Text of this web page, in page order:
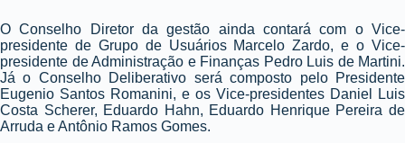
O Conselho Diretor da gestão ainda contará com o Vice-
presidente de Grupo de Usuários Marcelo Zardo, e o Vice-
presidente de Administração e Finanças Pedro Luis de Martini.
Já o Conselho Deliberativo será composto pelo Presidente
Eugenio Santos Romanini, e os Vice-presidentes Daniel Luis
Costa Scherer, Eduardo Hahn, Eduardo Henrique Pereira de
Arruda e Antônio Ramos Gomes.